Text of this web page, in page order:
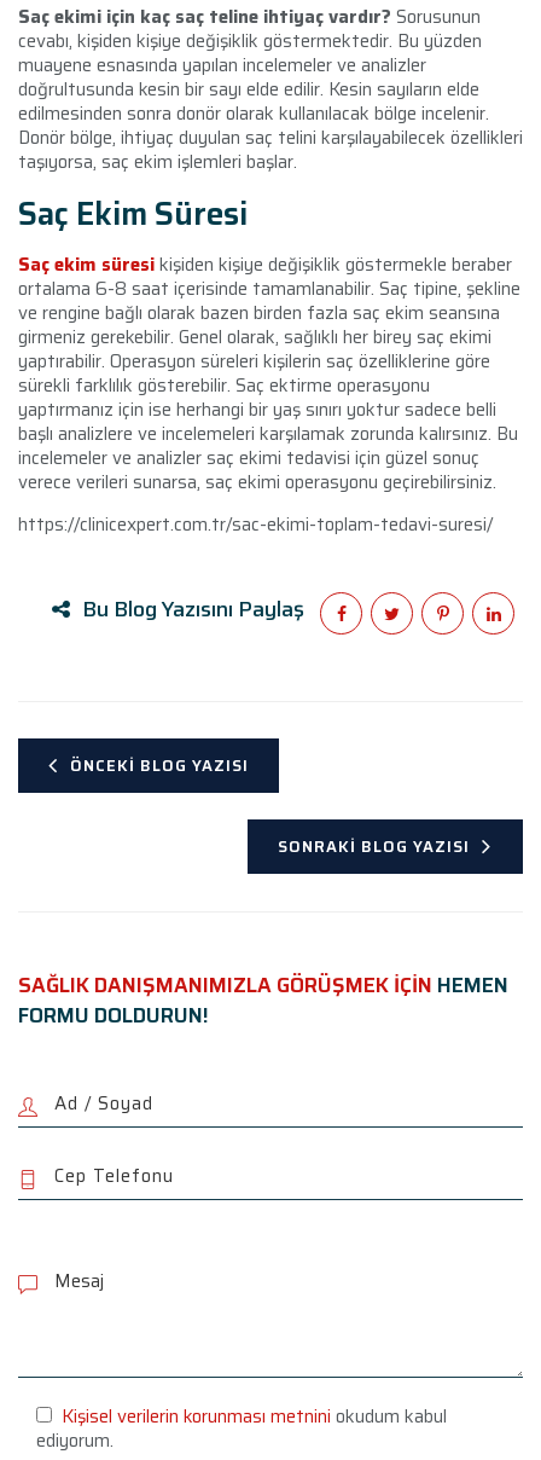
Saç ekimi için kaç saç teline ihtiyaç vardır? Sorusunun
cevabı, kişiden kişiye değişiklik göstermektedir. Bu yüzden
muayene esnasında yapılan incelemeler ve analizler
doğrultusunda kesin bir sayı elde edilir. Kesin sayıların elde
edilmesinden sonra donör olarak kullanılacak bölge incelenir.
Donör bölge, ihtiyaç duyulan saç telini karşılayabilecek özellikleri
taşıyorsa, saç ekim işlemleri başlar.
Saç Ekim Süresi
Saç ekim süresikişiden kişiye değişiklik göstermekle beraber
ortalama 6-8 saat içerisinde tamamlanabilir. Saç tipine, şekline
ve rengine bağlı olarak bazen birden fazla saç ekim seansına
girmeniz gerekebilir. Genel olarak, sağlıklı her birey saç ekimi
yaptırabilir. Operasyon süreleri kişilerin saç özelliklerine göre
sürekli farklılık gösterebilir. Saç ektirme operasyonu
yaptırmanız için ise herhangi bir yaş sınırı yoktur sadece belli
başlı analizlere ve incelemeleri karşılamak zorunda kalırsınız. Bu
incelemeler ve analizler saç ekimi tedavisi için güzel sonuç
verece verileri sunarsa, saç ekimi operasyonu geçirebilirsiniz.
https://clinicexpert.com.tr/sac-ekimi-toplam-tedavi-suresi/
Bu Blog Yazısını Paylaş
ÖNCEKI BLOG YAZISI
SONRAKI BLOG YAZISI
SAĞLIK DANIŞMANIMIZLA GÖRÜŞMEK İÇİN HEMEN
FORMU DOLDURUN!
l
e
Kişisel verilerin korunması metnini okudum kabul
ediyorum.